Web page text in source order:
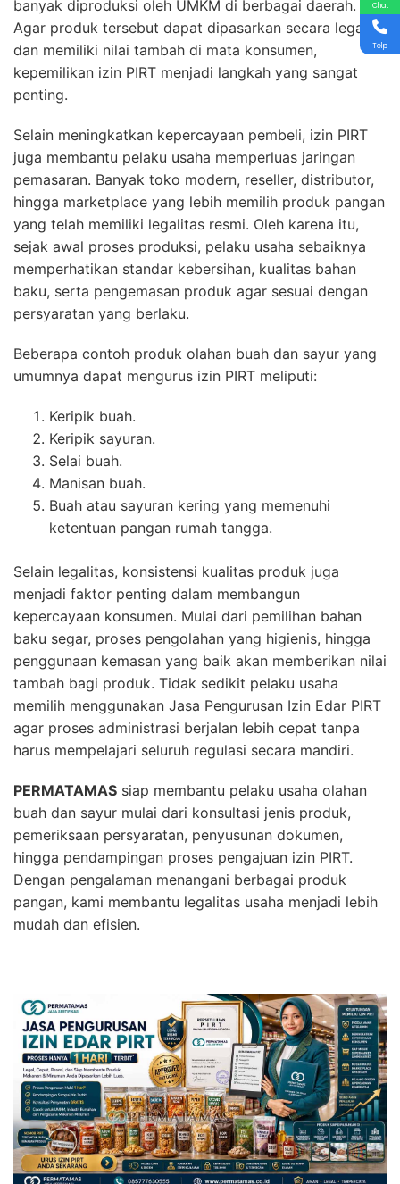
banyak diproduksi oleh UMKM di berbagai daerah.
Agar produk tersebut dapat dipasarkan secara legal
dan memiliki nilai tambah di mata konsumen,
kepemilikan izin PIRT menjadi langkah yang sangat
penting.
Selain meningkatkan kepercayaan pembeli, izin PIRT
juga membantu pelaku usaha memperluas jaringan
pemasaran. Banyak toko modern, reseller, distributor,
hingga marketplace yang lebih memilih produk pangan
yang telah memiliki legalitas resmi. Oleh karena itu,
sejak awal proses produksi, pelaku usaha sebaiknya
memperhatikan standar kebersihan, kualitas bahan
baku, serta pengemasan produk agar sesuai dengan
persyaratan yang berlaku.
Beberapa contoh produk olahan buah dan sayur yang
umumnya dapat mengurus izin PIRT meliputi:
Keripik buah.
Keripik sayuran.
Selai buah.
Manisan buah.
Buah atau sayuran kering yang memenuhi
ketentuan pangan rumah tangga.
Selain legalitas, konsistensi kualitas produk juga
menjadi faktor penting dalam membangun
kepercayaan konsumen. Mulai dari pemilihan bahan
baku segar, proses pengolahan yang higienis, hingga
penggunaan kemasan yang baik akan memberikan nilai
tambah bagi produk. Tidak sedikit pelaku usaha
memilih menggunakan Jasa Pengurusan Izin Edar PIRT
agar proses administrasi berjalan lebih cepat tanpa
harus mempelajari seluruh regulasi secara mandiri.
PERMATAMAS siap membantu pelaku usaha olahan
buah dan sayur mulai dari konsultasi jenis produk,
pemeriksaan persyaratan, penyusunan dokumen,
hingga pendampingan proses pengajuan izin PIRT.
Dengan pengalaman menangani berbagai produk
pangan, kami membantu legalitas usaha menjadi lebih
mudah dan efisien.
Chat
Telp